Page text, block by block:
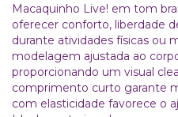
Macaquinho Live! em tom
oferecer conforto, liberdade
durante atividades físicas ou
modelagem ajustada ao
proporcionando um visual
comprimento curto garante
com elasticidade favorece o